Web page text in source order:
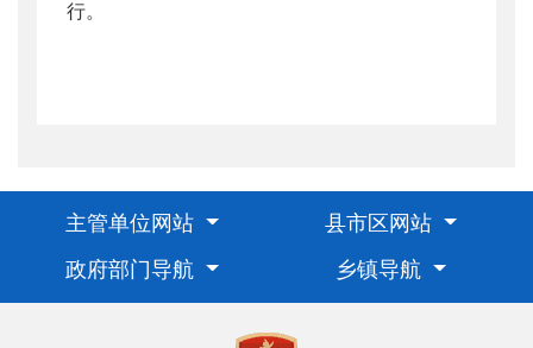
行。
主管单位网站
县市区网站
政府部门导航
乡镇导航